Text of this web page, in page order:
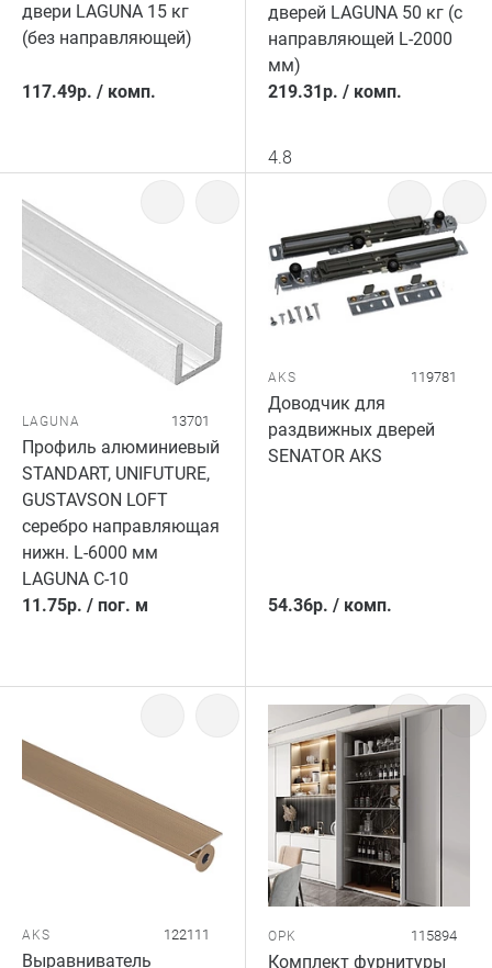
двери LAGUNA 15 кг
(без направляющей)
117.49р. / комп.
дверей LAGUNA 50 кг (с
направляющей L-2000
мм)
219.31р. / комп.
4.8
LAGUNA 13701
Профиль алюминиевый
STANDART, UNIFUTURE,
GUSTAVSON LOFT
серебро направляющая
нижн. L-6000 мм
LAGUNA C-10
11.75р. / пог. м
AKS 119781
Доводчик для
раздвижных дверей
SENATOR AKS
54.36р. / комп.
AKS 122111
Выравниватель
OPK 115894
Комплект фурнитуры